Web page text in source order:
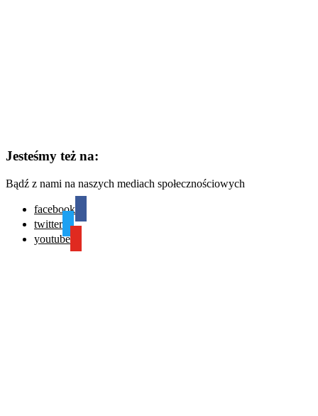
Jesteśmy też na:
Bądź z nami na naszych mediach społecznościowych
facebook
twitter
youtube